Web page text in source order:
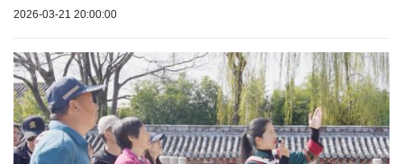
2026-03-21 20:00:00